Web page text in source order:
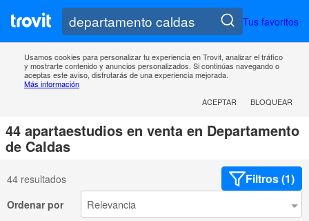
Tus favoritos
Usamos cookies para personalizar tu experiencia en Trovit, analizar el tráfico
y mostrarte contenido y anuncios personalizados. Si continúas navegando o
aceptas este aviso, disfrutarás de una experiencia mejorada.
Más información
ACEPTAR
BLOQUEAR
44 apartaestudios en venta en Departamento
de Caldas
44 resultados Filtros (1)
Ordenar por